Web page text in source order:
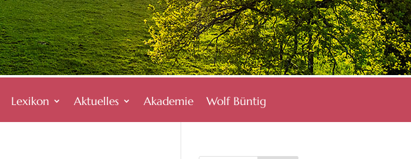
Lexikon Aktuelles Akademie Wolf Büntig